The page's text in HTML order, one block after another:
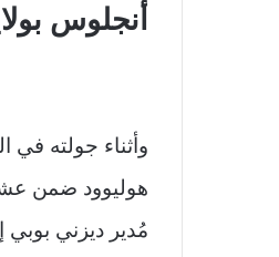
أنجلوس
وأثناء جولته
هوليوود ضمن
مُدير ديزني